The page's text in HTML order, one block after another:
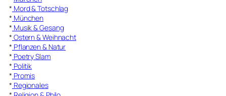
* Mord & Totschlag
* München
* Musik & Gesang
* Ostern & Weihnacht
* Pflanzen & Natur
* Poetry Slam
* Politik
* Promis
* Regionales